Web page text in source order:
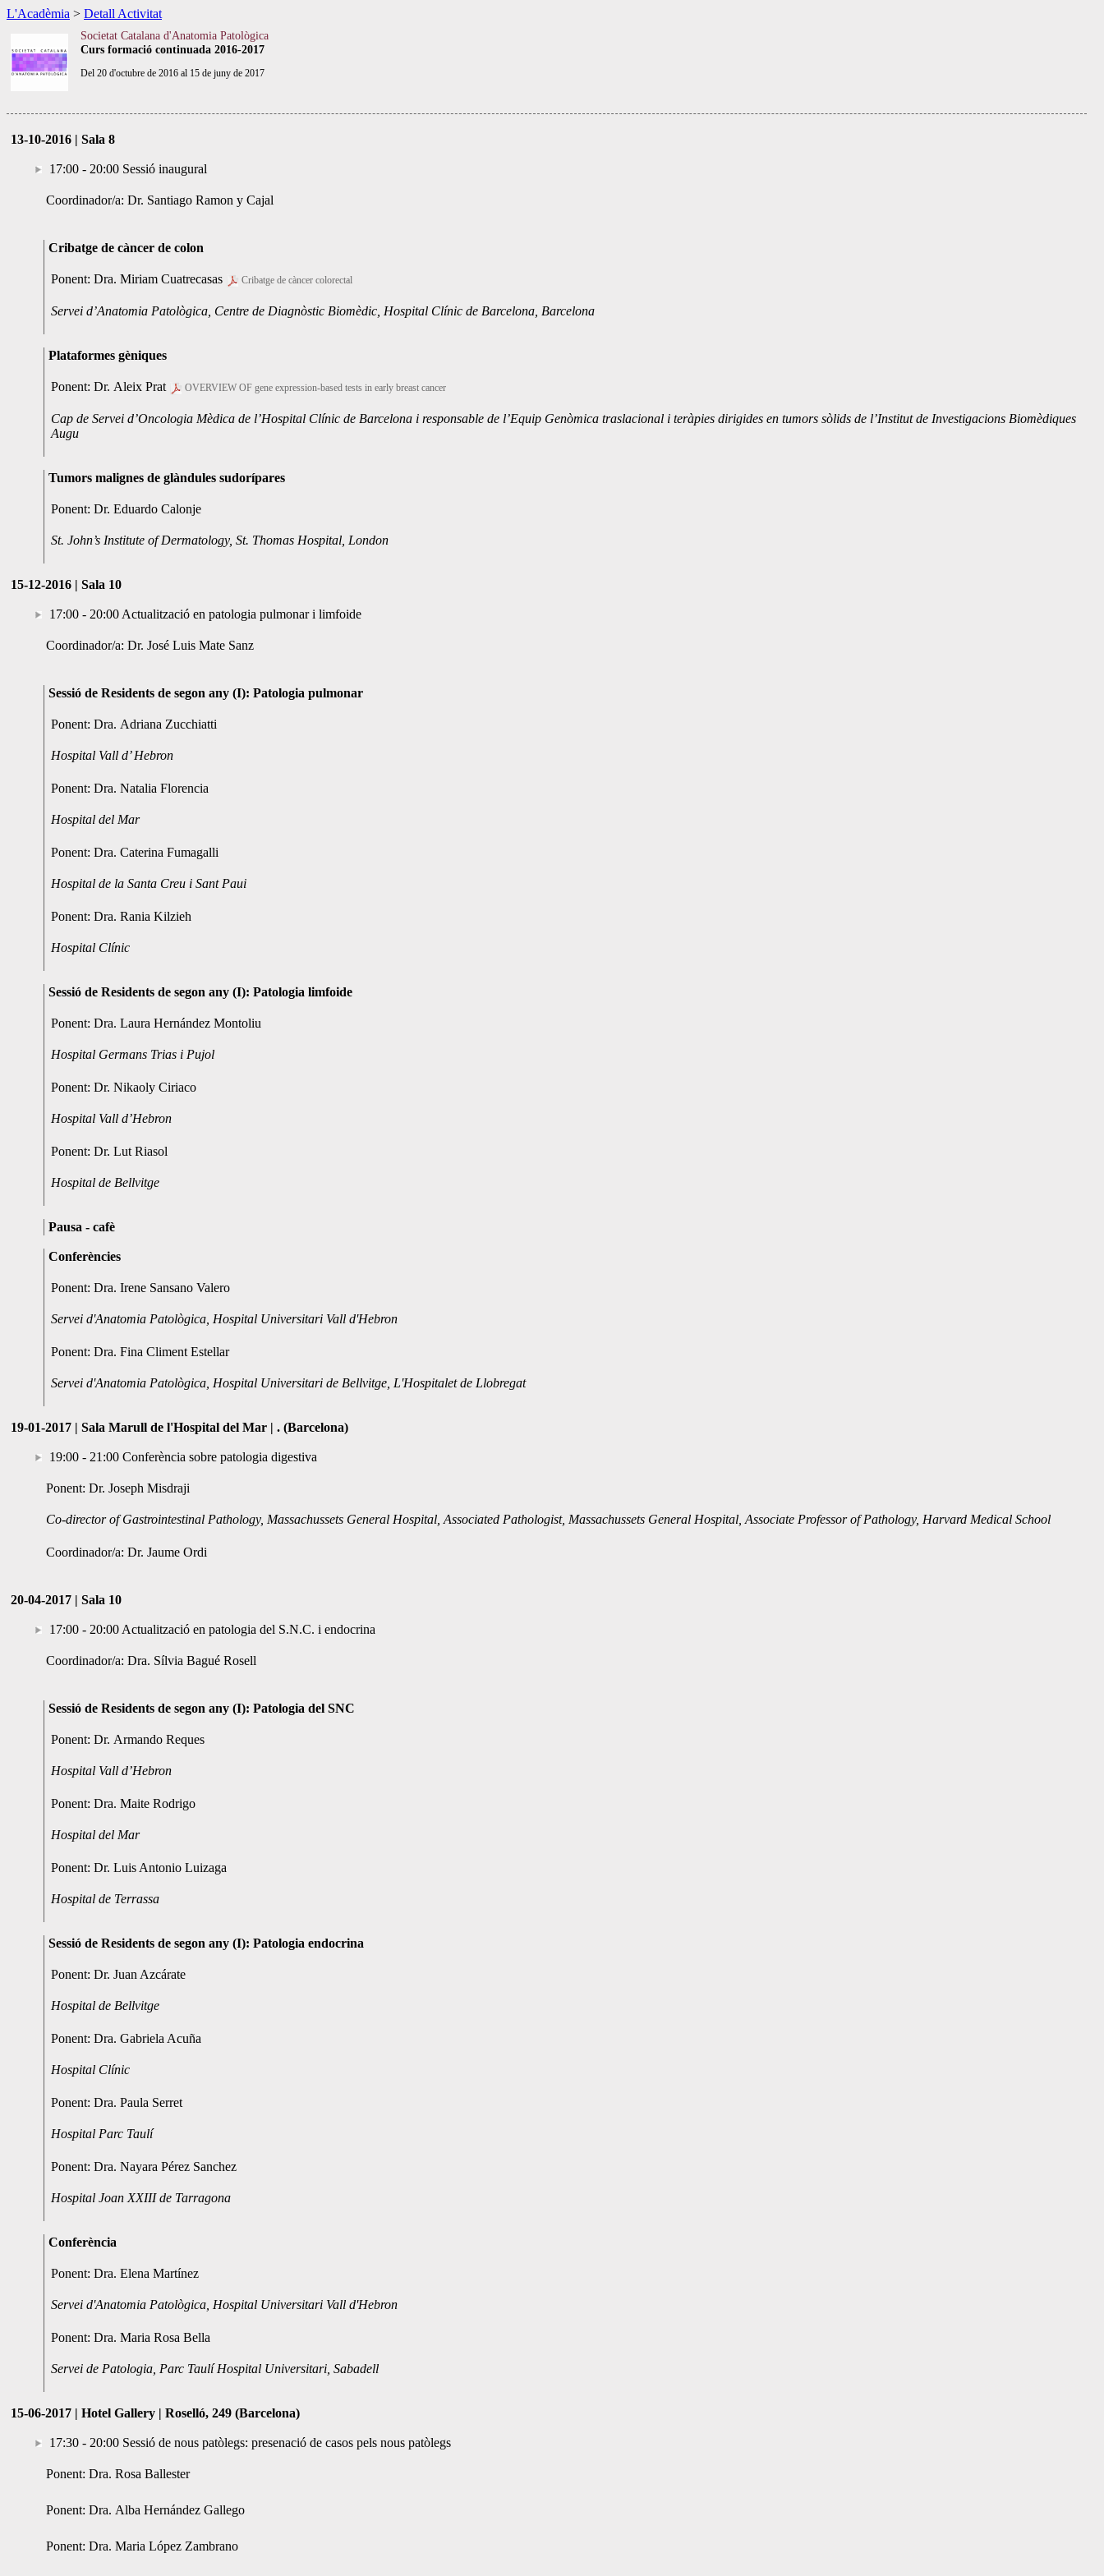
L'Acadèmia > Detall Activitat
Societat Catalana d'Anatomia Patològica
Curs formació continuada 2016-2017
Del 20 d'octubre de 2016 al 15 de juny de 2017
13-10-2016 | Sala 8
17:00 - 20:00 Sessió inaugural
Coordinador/a: Dr. Santiago Ramon y Cajal
Cribatge de càncer de colon
Ponent: Dra. Miriam Cuatrecasas Cribatge de càncer colorectal
Servei d’Anatomia Patològica, Centre de Diagnòstic Biomèdic, Hospital Clínic de Barcelona, Barcelona
Plataformes gèniques
Ponent: Dr. Aleix Prat OVERVIEW OF gene expression-based tests in early breast cancer
Cap de Servei d’Oncologia Mèdica de l’Hospital Clínic de Barcelona i responsable de l’Equip Genòmica traslacional i teràpies dirigides en tumors sòlids de l’Institut de Investigacions Biomèdiques
Augu
Tumors malignes de glàndules sudorípares
Ponent: Dr. Eduardo Calonje
St. John’s Institute of Dermatology, St. Thomas Hospital, London
15-12-2016 | Sala 10
17:00 - 20:00 Actualització en patologia pulmonar i limfoide
Coordinador/a: Dr. José Luis Mate Sanz
Sessió de Residents de segon any (I): Patologia pulmonar
Ponent: Dra. Adriana Zucchiatti
Hospital Vall d’ Hebron
Ponent: Dra. Natalia Florencia
Hospital del Mar
Ponent: Dra. Caterina Fumagalli
Hospital de la Santa Creu i Sant Paui
Ponent: Dra. Rania Kilzieh
Hospital Clínic
Sessió de Residents de segon any (I): Patologia limfoide
Ponent: Dra. Laura Hernández Montoliu
Hospital Germans Trias i Pujol
Ponent: Dr. Nikaoly Ciriaco
Hospital Vall d’Hebron
Ponent: Dr. Lut Riasol
Hospital de Bellvitge
Pausa - cafè
Conferències
Ponent: Dra. Irene Sansano Valero
Servei d'Anatomia Patològica, Hospital Universitari Vall d'Hebron
Ponent: Dra. Fina Climent Estellar
Servei d'Anatomia Patològica, Hospital Universitari de Bellvitge, L'Hospitalet de Llobregat
19-01-2017 | Sala Marull de l'Hospital del Mar | . (Barcelona)
19:00 - 21:00 Conferència sobre patologia digestiva
Ponent: Dr. Joseph Misdraji
Co-director of Gastrointestinal Pathology, Massachussets General Hospital, Associated Pathologist, Massachussets General Hospital, Associate Professor of Pathology, Harvard Medical School
Coordinador/a: Dr. Jaume Ordi
20-04-2017 | Sala 10
17:00 - 20:00 Actualització en patologia del S.N.C. i endocrina
Coordinador/a: Dra. Sílvia Bagué Rosell
Sessió de Residents de segon any (I): Patologia del SNC
Ponent: Dr. Armando Reques
Hospital Vall d’Hebron
Ponent: Dra. Maite Rodrigo
Hospital del Mar
Ponent: Dr. Luis Antonio Luizaga
Hospital de Terrassa
Sessió de Residents de segon any (I): Patologia endocrina
Ponent: Dr. Juan Azcárate
Hospital de Bellvitge
Ponent: Dra. Gabriela Acuña
Hospital Clínic
Ponent: Dra. Paula Serret
Hospital Parc Taulí
Ponent: Dra. Nayara Pérez Sanchez
Hospital Joan XXIII de Tarragona
Conferència
Ponent: Dra. Elena Martínez
Servei d'Anatomia Patològica, Hospital Universitari Vall d'Hebron
Ponent: Dra. Maria Rosa Bella
Servei de Patologia, Parc Taulí Hospital Universitari, Sabadell
15-06-2017 | Hotel Gallery | Roselló, 249 (Barcelona)
17:30 - 20:00 Sessió de nous patòlegs: presenació de casos pels nous patòlegs
Ponent: Dra. Rosa Ballester
Ponent: Dra. Alba Hernández Gallego
Ponent: Dra. Maria López Zambrano